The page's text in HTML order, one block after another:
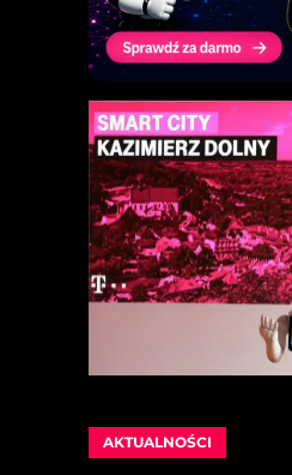
AKTUALNOŚCI